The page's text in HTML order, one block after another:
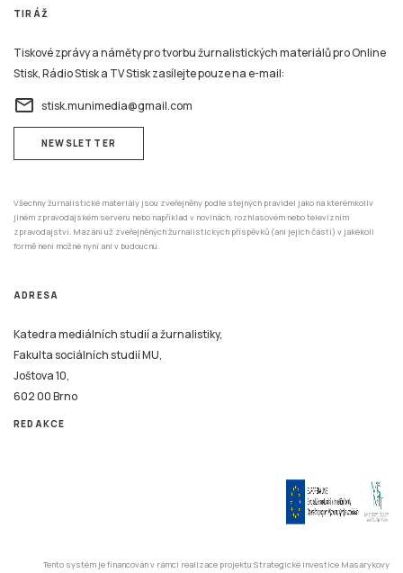
Tiskové zprávy a náměty pro tvorbu žurnalistických materiálů pro Online
email stisk.munimedia@gmail.com
NEWSLETTER
Všechny žurnalistické materiály jsou zveřejněny podle stejných pravidel jako na kterémkoliv
formě není možné nyní ani v budoucnu.
ADRESA
Katedra mediálních studií a žurnalistiky,
Joštova 10,
602 00 Brno
REDAKCE
Tento systém je financován v rámci realizace projektu Strategické investice Masarykovy